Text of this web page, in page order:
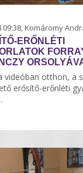
09:38, Komáromy
ERŐNLÉTI
videóban otthon, a
erősítő-erőnléti